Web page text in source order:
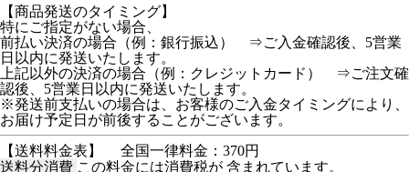
【商品発送のタイミング】
特にご指定がない場合、
前払い決済の場合（例：銀行振込） ⇒ご入金確認後、5営業
日以内に発送いたします。
上記以外の決済の場合（例：クレジットカード） ⇒ご注文確
認後、5営業日以内に発送いたします。
※発送前支払いの場合は、お客様のご入金タイミングにより、
お届け予定日が前後することがございます。
【送料料金表】
全国一律料金：370円
送料分消費 この料金には消費税が 含まれています。